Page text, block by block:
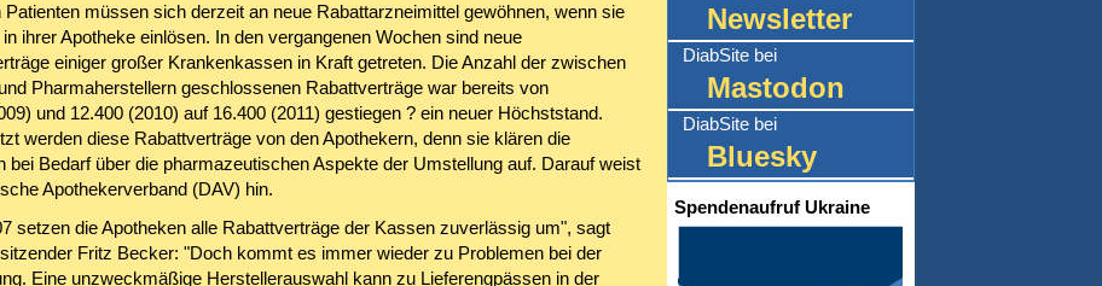
Patienten müssen sich derzeit an neue Rabattarzneimittel gewöhnen, wenn sie
ihrer Apotheke einlösen. In den vergangenen Wochen sind neue
einiger großer Krankenkassen in Kraft getreten. Die Anzahl der zwischen
Pharmaherstellern geschlossenen Rabattverträge war bereits von
und 12.400 (2010) auf 16.400 (2011) gestiegen ? ein neuer Höchststand.
werden diese Rabattverträge von den Apothekern, denn sie klären die
bei Bedarf über die pharmazeutischen Aspekte der Umstellung auf. Darauf weist
Apothekerverband (DAV) hin.
setzen die Apotheken alle Rabattverträge der Kassen zuverlässig um", sagt
Fritz Becker: "Doch kommt es immer wieder zu Problemen bei der
Eine unzweckmäßige Herstellerauswahl kann zu Lieferengpässen in der
Newsletter
DiabSite bei
Mastodon
DiabSite bei
Bluesky
Spendenaufruf Ukraine